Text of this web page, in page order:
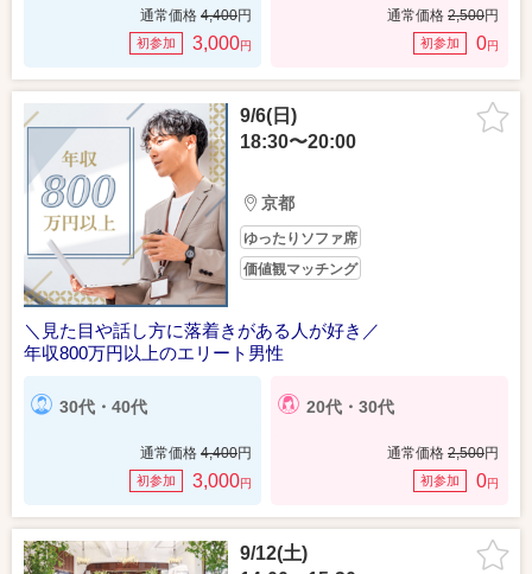
通常価格 4,400円
初参加 3,000円
通常価格 2,500円
初参加 0円
9/6(日)
18:30〜20:00
京都
ゆったりソファ席
価値観マッチング
＼見た目や話し方に落着きがある人が好き／
年収800万円以上のエリート男性
30代・40代
通常価格 4,400円
初参加 3,000円
20代・30代
通常価格 2,500円
初参加 0円
9/12(土)